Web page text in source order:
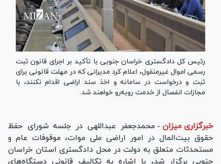
رئیس کل دادگستری خراسان جنوبی با تأکید بر اجرای قانون ثبت
رسمی اموال غیرمنقول، اعلام کرد مدیرانی که در مهلت قانونی برای
ثبت و درخواست در سامانه و اخذ سند اراضی اقدام نکنند، با
مجازات انفصال از خدمت روبه‌رو خواهند شد.
خبرگزاری میزان - محمدجعفر عبداللهی در جلسه شورای حفظ
حقوق بیت‌المال در امور اراضی ملی موات، موقوفات عام و
مستحدثات متعلق به دولت در محل دادگستری استان خراسان
جنوبی برگزار شد، با اشاره به تکالیف قانونی دستگاه‌های